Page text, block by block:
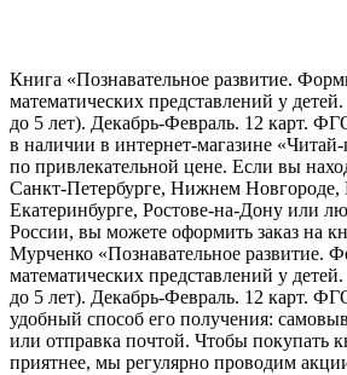
Книга «Познавательное развитие.
математических представлений у
до 5 лет). Декабрь-Февраль. 12 карт.
в наличии в интернет-магазине «Читай-
по привлекательной цене. Если вы
Санкт-Петербурге, Нижнем Новгороде,
Екатеринбурге, Ростове-на-Дону или
России, вы можете оформить заказ на
Мурченко «Познавательное развитие.
математических представлений у
до 5 лет). Декабрь-Февраль. 12 карт.
удобный способ его получения:
или отправка почтой. Чтобы покупать
приятнее, мы регулярно проводим